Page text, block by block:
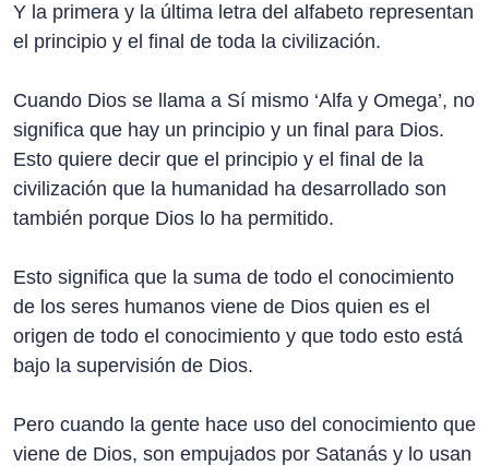
Y la primera y la última letra del alfabeto representan
el principio y el final de toda la civilización.
Cuando Dios se llama a Sí mismo ‘Alfa y Omega’, no
significa que hay un principio y un final para Dios.
Esto quiere decir que el principio y el final de la
civilización que la humanidad ha desarrollado son
también porque Dios lo ha permitido.
Esto significa que la suma de todo el conocimiento
de los seres humanos viene de Dios quien es el
origen de todo el conocimiento y que todo esto está
bajo la supervisión de Dios.
Pero cuando la gente hace uso del conocimiento que
viene de Dios, son empujados por Satanás y lo usan